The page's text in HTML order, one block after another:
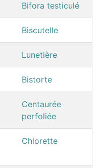
Bifora testiculé
Biscutelle
Lunetière
Bistorte
Centaurée
perfoliée
Chlorette